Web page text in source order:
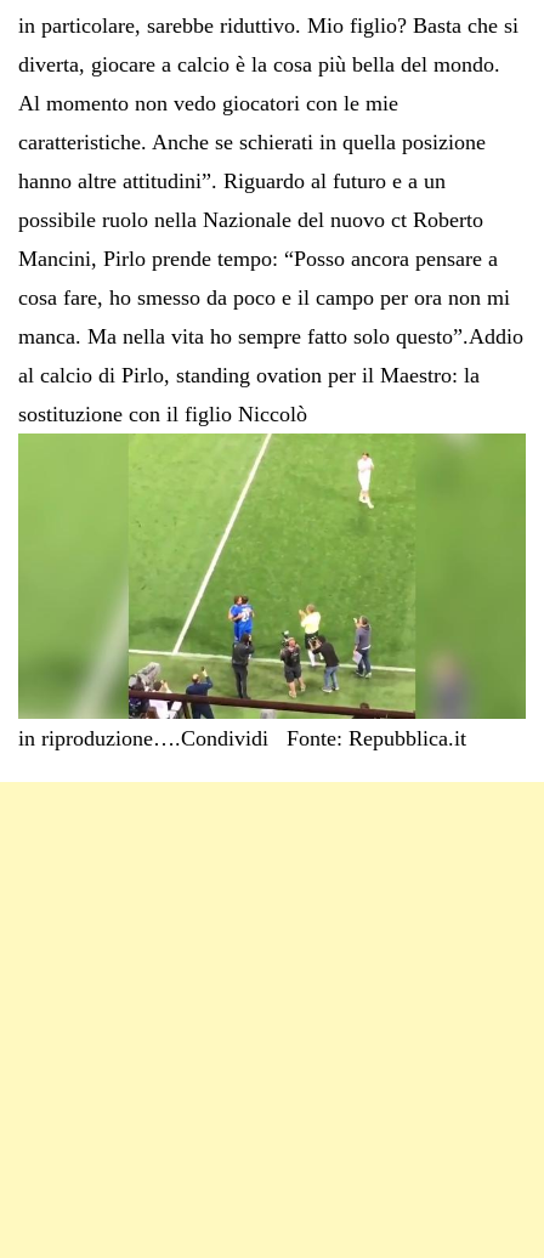
in particolare, sarebbe riduttivo. Mio figlio? Basta che si
diverta, giocare a calcio è la cosa più bella del mondo.
Al momento non vedo giocatori con le mie
caratteristiche. Anche se schierati in quella posizione
hanno altre attitudini”. Riguardo al futuro e a un
possibile ruolo nella Nazionale del nuovo ct Roberto
Mancini, Pirlo prende tempo: “Posso ancora pensare a
cosa fare, ho smesso da poco e il campo per ora non mi
manca. Ma nella vita ho sempre fatto solo questo”.Addio
al calcio di Pirlo, standing ovation per il Maestro: la
sostituzione con il figlio Niccolò
in riproduzione….Condividi Fonte: Repubblica.it